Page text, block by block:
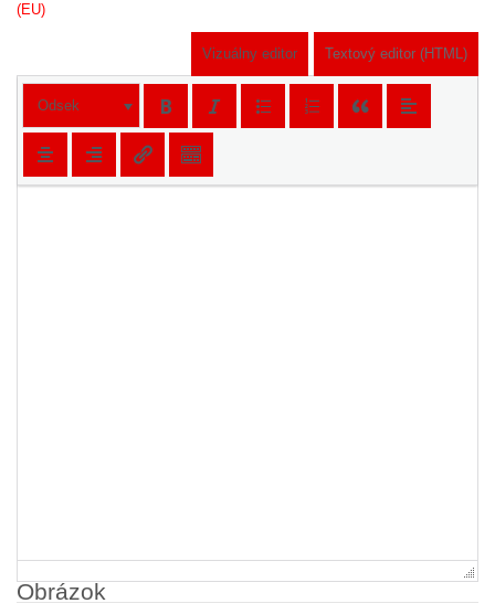
(EU)
Vizuálny editor Textový editor (HTML)
Odsek
Obrázok